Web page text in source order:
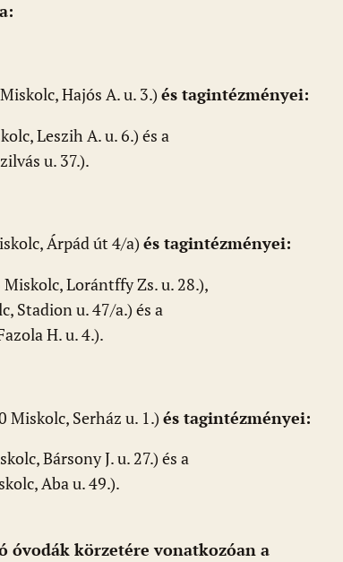
Hajós A. u. 3.) és tagintézményei:
Leszih A. u. 6.) és a
u. 37.).
Árpád út 4/a) és tagintézményei:
Lorántffy Zs. u. 28.),
Stadion u. 47/a.) és a
H. u. 4.).
Miskolc, Serház u. 1.) és tagintézményei:
Bársony J. u. 27.) és a
Aba u. 49.).
óvodák körzetére vonatkozóan a